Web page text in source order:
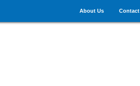
About Us Contact